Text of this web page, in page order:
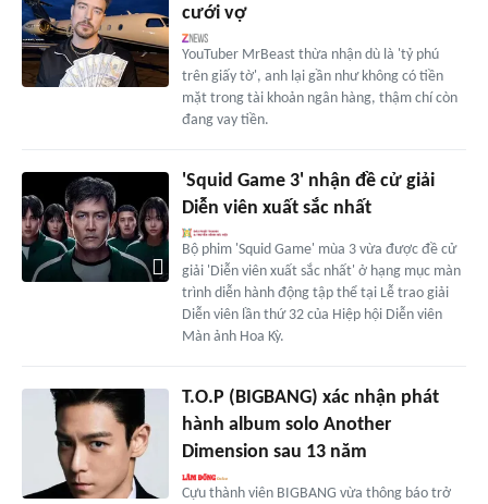
cưới vợ
YouTuber MrBeast thừa nhận dù là 'tỷ phú
trên giấy tờ', anh lại gần như không có tiền
mặt trong tài khoản ngân hàng, thậm chí còn
đang vay tiền.
'Squid Game 3' nhận đề cử giải
Diễn viên xuất sắc nhất
Bộ phim 'Squid Game' mùa 3 vừa được đề cử
giải 'Diễn viên xuất sắc nhất' ở hạng mục màn
trình diễn hành động tập thể tại Lễ trao giải
Diễn viên lần thứ 32 của Hiệp hội Diễn viên
Màn ảnh Hoa Kỳ.
T.O.P (BIGBANG) xác nhận phát
hành album solo Another
Dimension sau 13 năm
Cựu thành viên BIGBANG vừa thông báo trở